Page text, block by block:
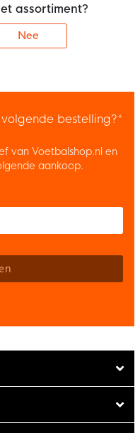
assortiment?
Nee
bestelling?*
van Voetbalshop.nl en
aankoop.
policy to subscribe to